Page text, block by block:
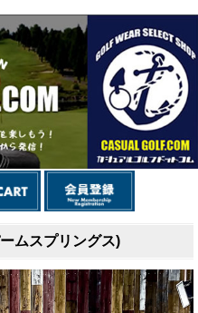
ムスプリングス)